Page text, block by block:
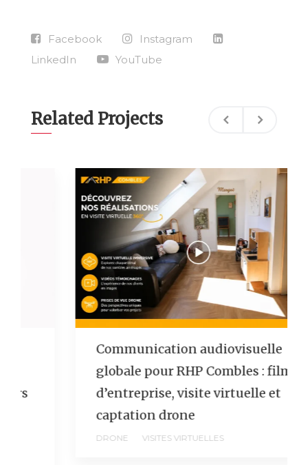
Facebook
Instagram
LinkedIn
YouTube
Related Projects
Communication audiovisuelle
globale pour RHP Combles : film
d’entreprise, visite virtuelle et
captation drone
VISITES VIRTUELLES